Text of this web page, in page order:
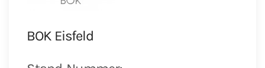
BOK Eisfeld